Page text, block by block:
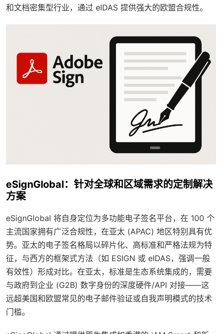
和文档密集型行业，通过 eIDAS 提供强大的欧盟合规性。
eSignGlobal：针对全球和区域需求的定制解决
方案
eSignGlobal 将自身定位为多功能电子签名平台，在 100 个
主流国家拥有广泛合规性，在亚太 (APAC) 地区特别具有优
势。亚太的电子签名格局以碎片化、高标准和严格法规为特
征，与西方的框架式方法（如 ESIGN 或 eIDAS，强调一般
有效性）形成对比。在亚太，标准是生态系统集成的，需要
与政府到企业 (G2B) 数字身份的深度硬件/API 对接——这
远超美国和欧盟常见的电子邮件验证或自我声明模式的技术
门槛。